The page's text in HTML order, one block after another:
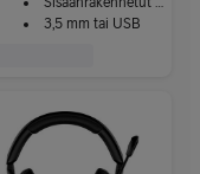
3,5 mm tai USB